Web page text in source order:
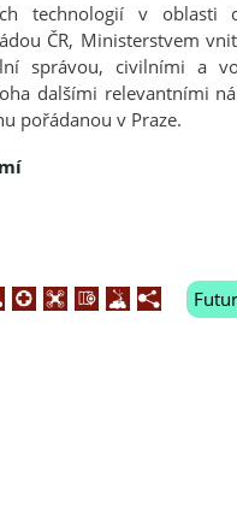
technologií v oblasti
ČR, Ministerstvem
správou, civilními a
dalšími relevantními
pořádanou v Praze.